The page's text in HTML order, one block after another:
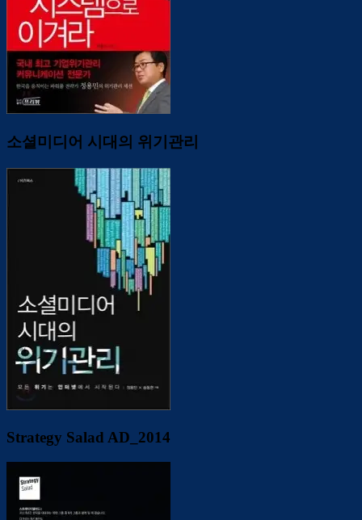
소셜미디어 시대의 위기관리
Strategy Salad AD_2014